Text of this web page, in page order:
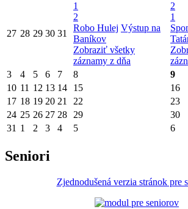
27 28 29 30 31
1
2
Robo Hulej Výstup na
Baníkov
Zobraziť všetky
záznamy z dňa
2
1
3
4 5 6 7 8
9
10 11 12 13 14 15
16
17 18 19 20 21 22
23
24 25 26 27 28 29
30
31 1 2 3 4 5 6
Seniori
Zjednodušená verzia stránok pre